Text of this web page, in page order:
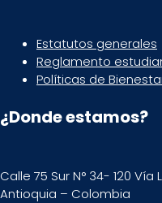
Estatutos generales
Reglamento
Políticas de
¿Donde estamos?
Calle 75 Sur N° 34- 120
Antioquia – Colombia